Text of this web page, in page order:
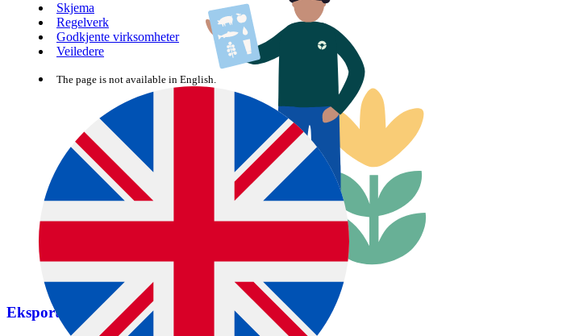
Skjema
Regelverk
Godkjente virksomheter
Veiledere
The page is not available in English.
Eksport av melk og meieriprodukter til Japan